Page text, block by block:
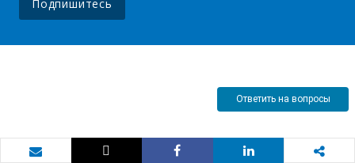
Подпишитесь
Ответить на вопросы